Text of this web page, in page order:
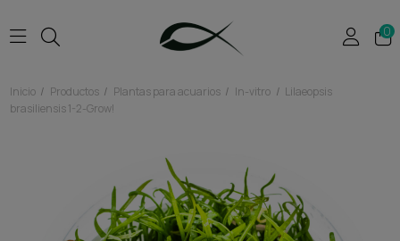
0
Inicio Productos Plantas para acuarios In-vitro
Lilaeopsis
brasiliensis 1-2-Grow!